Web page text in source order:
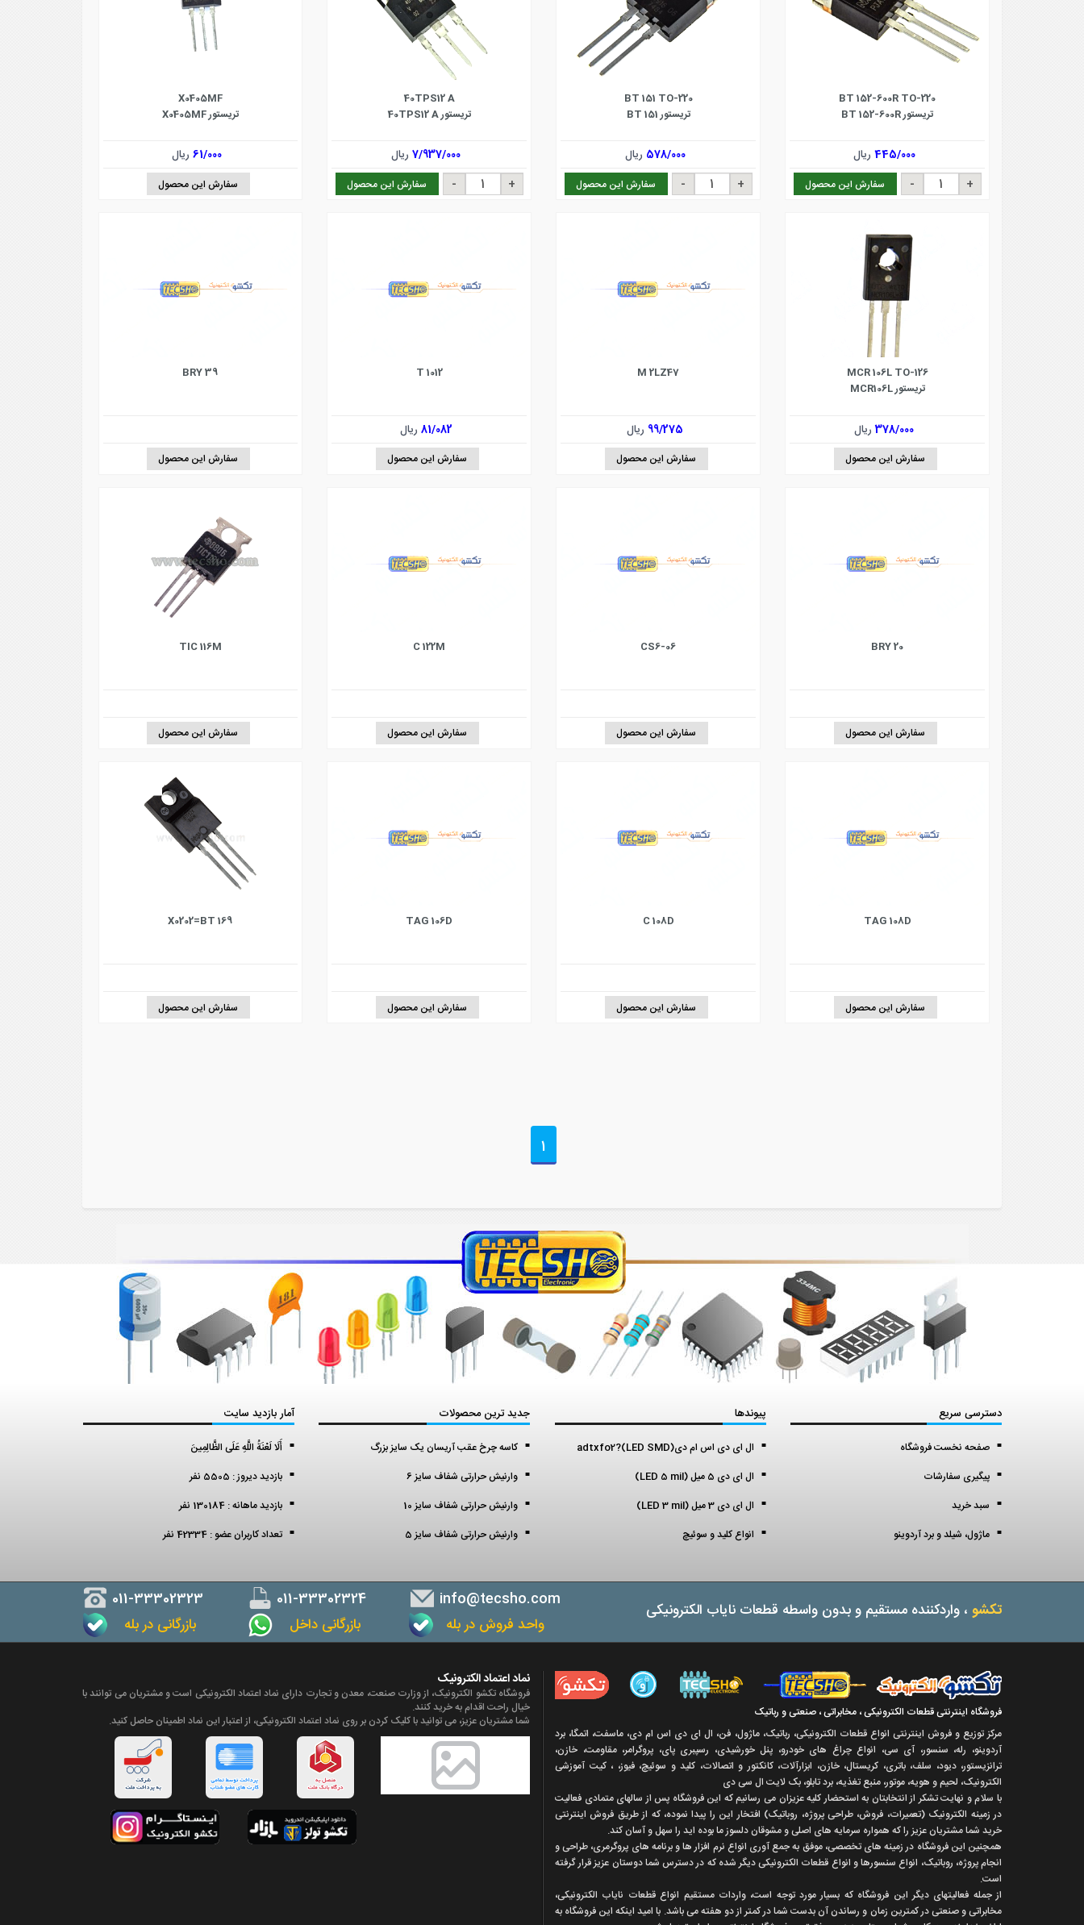
BT 152-600R TO-220
تریستور BT 152-600R
445/000 ریال
سفارش این محصول
BT 151 TO-220
تریستور BT 151
578/000 ریال
سفارش این محصول
40TPS12 A
تریستور 40TPS12 A
7/937/000ریال
سفارش این محصول
X0405MF
تریستور X0405MF
61/000ریال
سفارش این محصول
MCR 106L TO-126
تریستور MCR106L
378/000ریال
سفارش این محصول
M 2LZ47
99/275 ریال
سفارش این محصول
T 1012
81/082 ریال
سفارش این محصول
BRY 39
سفارش این محصول
BRY 20
سفارش این محصول
CS6-06
سفارش این محصول
C 122M
سفارش این محصول
TIC 116M
سفارش این محصول
TAG 108D
سفارش این محصول
C 108D
سفارش این محصول
TAG 106D
سفارش این محصول
X0202=BT 169
سفارش این محصول
1
دسترسی سریع
صفحه نخست فروشگاه
پیگیری سفارشات
سبد خرید
ماژول، شیلد و برد آردوینو
پیوندها
ال ای دی اس ام دی(LED SMD)?adtxfo2
ال ای دی 5 میل (LED 5 mil)
ال ای دی 3 میل (LED 3 mil)
انواع کلید و سوئیچ
جدید ترین محصولات
کاسه چرخ عقب آریسان یک سایز بزرگ
وارنیش حرارتی شفاف سایز 6
وارنیش حرارتی شفاف سایز 10
وارنیش حرارتی شفاف سایز 5
آمار بازدید سایت
أَلَا لَعْنَةُ اللَّهِ عَلَى الظَّالِمِينَ
بازدید دیروز : 5505 نفر
بازدید ماهانه : 130184 نفر
تعداد کاربران عضو : 42334 نفر
تکشو ، واردکننده مستقیم و بدون واسطه قطعات نایاب الکترونیکی
info@tecsho.com
011-33302324
011-33302323
واحد فروش در بله
بازرگانی داخل بازرگانی در بله
فروشگاه اینترنتی قطعات الکترونیکی ، مخابراتی ، صنعتی و رباتیک
مرکز توزیع و فروش اینترنتی انواع قطعات الکترونیکی، رباتیک، ماژول، فن، ال ای دی اس ام دی، ماسفت، اتمگا، برد
آردوینو، رله، سنسور، آی سی، انواع چراغ های خودرو، پنل خورشیدی، رسپبری پای، پروگرامر، مقاومت، خازن،
ترانزیستور، دیود، سلف، باتری، کریستال، خازن، ابزارآلات، کانکتور و اتصالات، کلید و سوئیچ، فیوز، ، کیت آموزشی
الکترونیک، لحیم و هویه، موتور، منبع تغذیه، برد تابلو، بک لایت ال سی دی
با سلام و نهايت تشکر از انتخابتان به استحضار کليه عزيزان می رسانيم که اين فروشگاه پس از سالهای متمادی فعاليت
در زمينه الکترونيک (تعميرات، فروش، طراحی پروژه، روباتيک) افتخار اين را پيدا نموده، که از طريق فروش اينترنتی
خريد شما مشتريان عزيز را که همواره سرمايه های اصلی و مشوقان دلسوز ما بوده ايد را سهل و آسان کند.
همچنين اين فروشگاه در زمينه های تخصصی، موفق به جمع آوری انواع نرم افزار ها و برنامه های پروگرمری، طراحی و
انجام پروژه، روباتيک، انواع سنسورها و انواع قطعات الکترونيکی ديگر شده که در دسترس شما دوستان عزيز قرار گرفته
است.
از جمله فعاليتهای ديگر اين فروشگاه که بسيار مورد توجه است، واردات مستقیم انواع قطعات ناياب الکترونيکی،
مخابراتی و صنعتی در کمترين زمان و رساندن آن بدست شما در کمتر از دو هفته می باشد. با اميد اينکه اين فروشگاه به
نماد اعتماد الکترونیک
فروشگاه تکشو الکترونیک، از وزارت صنعت، معدن و تجارت دارای نماد اعتماد الکترونیکی است و مشتریان می توانند با
خیال راحت اقدام به خرید کنند.
شما مشتریان عزیز، می توانید با کلیک کردن بر روی نماد اعتماد الکترونیکی، از اعتبار این نماد اطمینان حاصل کنید.